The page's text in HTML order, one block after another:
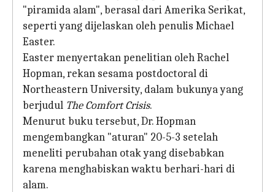
"piramida alam", berasal dari Amerika Serikat,
seperti yang dijelaskan oleh penulis Michael
Easter.
Easter menyertakan penelitian oleh Rachel
Hopman, rekan sesama postdoctoral di
Northeastern University, dalam bukunya yang
berjudul The Comfort Crisis.
Menurut buku tersebut, Dr. Hopman
mengembangkan "aturan" 20-5-3 setelah
meneliti perubahan otak yang disebabkan
karena menghabiskan waktu berhari-hari di
alam.